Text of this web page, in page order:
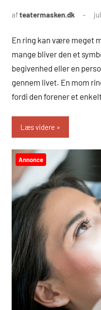
afteatermasken.dk
En ring kan være meget
mange bliver den et
begivenhed eller en
gennem livet. En mom
fordi den forener et
Læs videre
Annonce